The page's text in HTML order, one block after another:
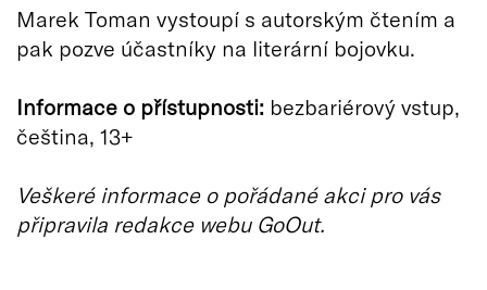
Marek Toman vystoupí s autorským čtením a
pak pozve účastníky na literární bojovku.
Informace o přístupnosti: bezbariérový vstup,
čeština, 13+
Veškeré informace o pořádané akci pro vás
připravila redakce webu GoOut.